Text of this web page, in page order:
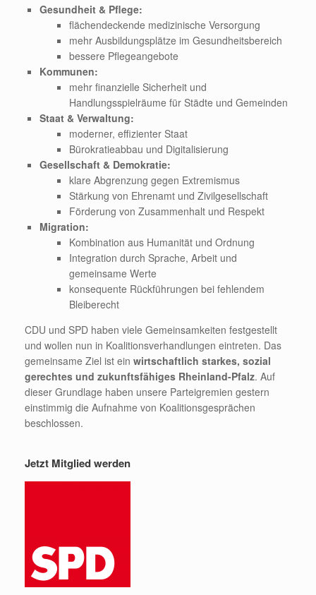
Gesundheit & Pflege:
flächendeckende medizinische Versorgung
mehr Ausbildungsplätze im Gesundheitsbereich
bessere Pflegeangebote
Kommunen:
mehr finanzielle Sicherheit und
Handlungsspielräume für Städte und Gemeinden
Staat & Verwaltung:
moderner, effizienter Staat
Bürokratieabbau und Digitalisierung
Gesellschaft & Demokratie:
klare Abgrenzung gegen Extremismus
Stärkung von Ehrenamt und Zivilgesellschaft
Förderung von Zusammenhalt und Respekt
Migration:
Kombination aus Humanität und Ordnung
Integration durch Sprache, Arbeit und
gemeinsame Werte
konsequente Rückführungen bei fehlendem
Bleiberecht
CDU und SPD haben viele Gemeinsamkeiten festgestellt
und wollen nun in Koalitionsverhandlungen eintreten. Das
gemeinsame Ziel ist ein wirtschaftlich starkes, sozial
gerechtes und zukunftsfähiges Rheinland-Pfalz. Auf
dieser Grundlage haben unsere Parteigremien gestern
einstimmig die Aufnahme von Koalitionsgesprächen
beschlossen.
Jetzt Mitglied werden